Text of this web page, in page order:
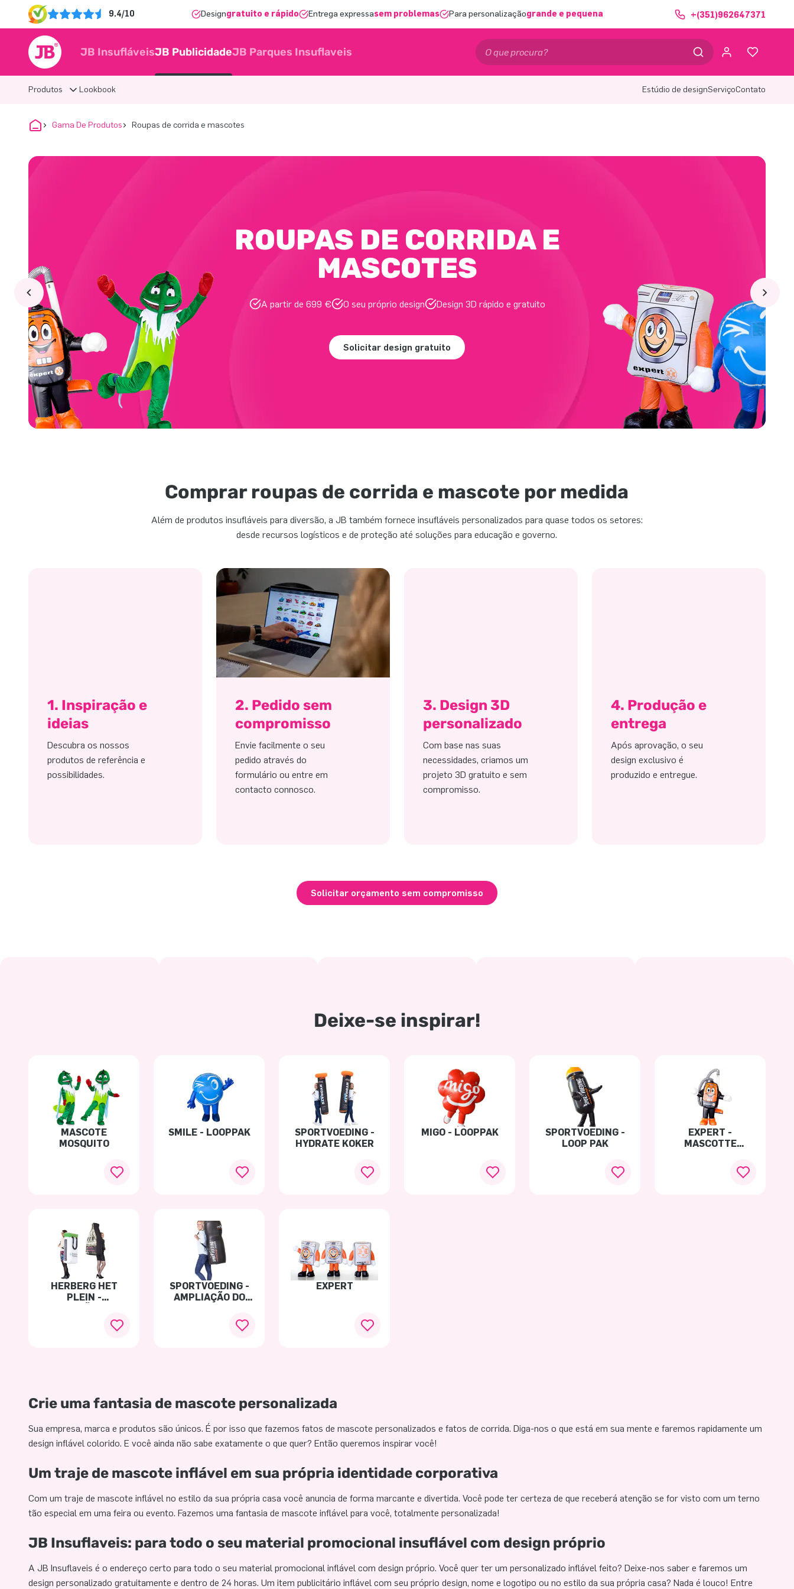
9.4/10 Designgratuito e rápido Entrega expressasem problemas Para personalizaçãogrande e pequena +(351)962647371
JB InsufláveisJB PublicidadeJB Parques Insuflaveis
Produtos Lookbook Estúdio de designServiçoContato
Gama De Produtos Roupas de corrida e mascotes
ROUPAS DE CORRIDA E
MASCOTES
A partir de 699 € O seu próprio design Design 3D rápido e gratuito
Solicitar design gratuito
Comprar roupas de corrida e mascote por medida
Além de produtos insufláveis para diversão, a JB também fornece insufláveis personalizados para quase todos os setores:
desde recursos logísticos e de proteção até soluções para educação e governo.
1. Inspiração e
ideias
Descubra os nossos
produtos de referência e
possibilidades.
2. Pedido sem
compromisso
Envie facilmente o seu
pedido através do
formulário ou entre em
contacto connosco.
3. Design 3D
personalizado
Com base nas suas
necessidades, criamos um
projeto 3D gratuito e sem
compromisso.
4. Produção e
entrega
Após aprovação, o seu
design exclusivo é
produzido e entregue.
Solicitar orçamento sem compromisso
Deixe-se inspirar!
MASCOTE
MOSQUITO
SMILE - LOOPPAK
SPORTVOEDING -
HYDRATE KOKER
MIGO - LOOPPAK
SPORTVOEDING -
LOOP PAK
EXPERT -
MASCOTTE
HERBERG HET
PLEIN -
SPORTVOEDING -
AMPLIAÇÃO DO
EXPERT
Crie uma fantasia de mascote personalizada
Sua empresa, marca e produtos são únicos. É por isso que fazemos fatos de mascote personalizados e fatos de corrida. Diga-nos o que está em sua mente e faremos rapidamente um
design inflável colorido. E você ainda não sabe exatamente o que quer? Então queremos inspirar você!
Um traje de mascote inflável em sua própria identidade corporativa
Com um traje de mascote inflável no estilo da sua própria casa você anuncia de forma marcante e divertida. Você pode ter certeza de que receberá atenção se for visto com um terno
tão especial em uma feira ou evento. Fazemos uma fantasia de mascote inflável para você, totalmente personalizada!
JB Insuflaveis: para todo o seu material promocional insuflável com design próprio
A JB Insuflaveis ​​é o endereço certo para todo o seu material promocional inflável com design próprio. Você quer ter um personalizado inflável feito? Deixe-nos saber e faremos um
design personalizado gratuitamente e dentro de 24 horas. Um item publicitário inflável com seu próprio design, nome e logotipo ou no estilo da sua própria casa? Nada é louco! Entre